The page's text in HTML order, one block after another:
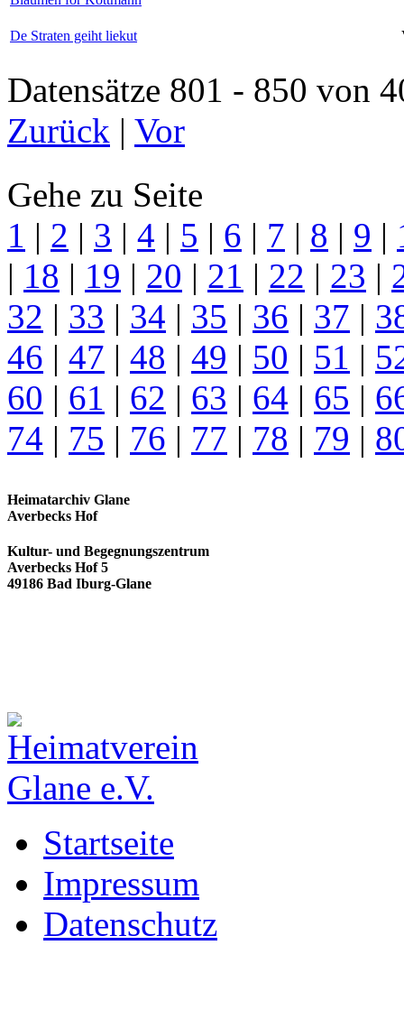
De Straten geiht liekut
Datensätze 801 - 850
Zurück | Vor
Gehe zu Seite
1 | 2 | 3 | 4 | 5 | 6 | 7 | 8 | 9 |
| 18 | 19 | 20 | 21 | 22 | 23 |
32 | 33 | 34 | 35 | 36 | 37 |
46 | 47 | 48 | 49 | 50 | 51 |
60 | 61 | 62 | 63 | 64 | 65 |
74 | 75 | 76 | 77 | 78 | 79 |
Heimatarchiv Glane
Averbecks Hof
Kultur- und Begegnungszentrum
Averbecks Hof 5
49186 Bad Iburg-Glane
Startseite
Impressum
Datenschutz